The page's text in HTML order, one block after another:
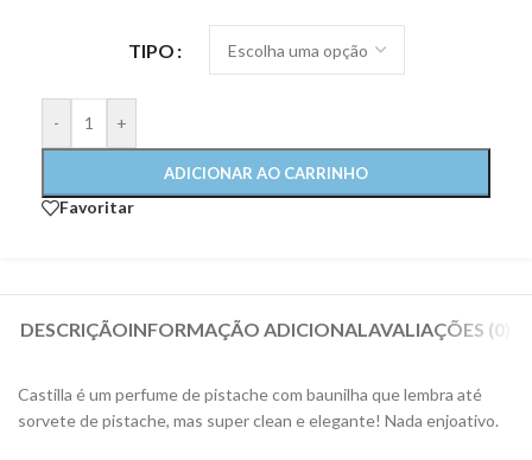
TIPO
- +
ADICIONAR AO CARRINHO
Favoritar
DESCRIÇÃOINFORMAÇÃO ADICIONALAVALIAÇÕES (0)
Castilla é um perfume de pistache com baunilha que lembra até
sorvete de pistache, mas super clean e elegante! Nada enjoativo.